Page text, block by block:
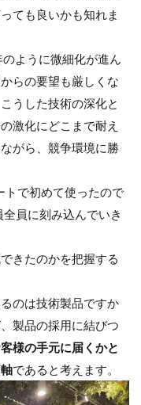
ても良いかも知れま
ように微細化が進ん
らの要望も厳しくな
うした技術の深化と
激化にどこまで耐え
がら、競争環境に勝
トで初めて使ったので
員に刻み込んでいき
きたのかを把握する
は技術製品ですか
製品の採用に結びつ
様の手元に届くかと
であると考えます。